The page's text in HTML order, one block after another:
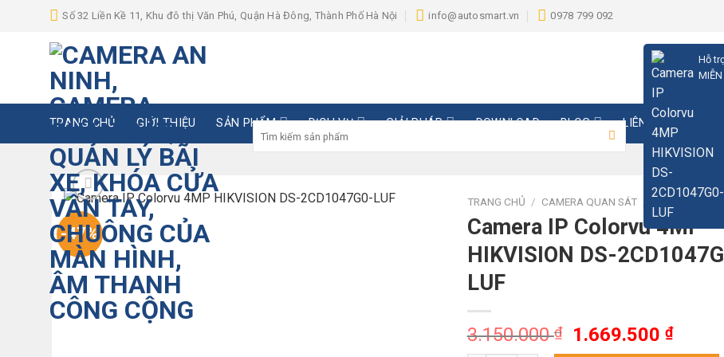
Số 32 Liền Kề 11, Khu đô thị Văn Phú, Quận Hà Đông, Thành Phố Hà Nội info@autosmart.vn 0978 799 092
Tìm
kiếm:
Hỗ
MIỄN
TRANG CHỦ GIỚI THIỆU SẢN PHẨM DỊCH VỤ GIẢI PHÁP DOWNLOAD BLOG LIÊN HỆ
-47%
TRANG CHỦ / CAMERA QUAN SÁT
Camera IP Colorvu 4MP
HIKVISION DS-
LUF
3.150.000₫
Giá
1.669.500 ₫Giá